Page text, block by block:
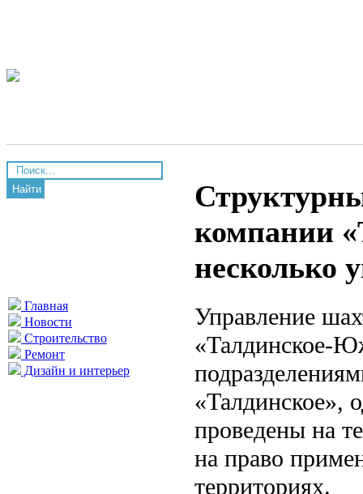
Найти
Главная
Новости
Строительство
Ремонт
Дизайн и интерьер
компании
несколько
Управление
«Талдинское-
«Талдинское»,
проведены на
на право
территориях.